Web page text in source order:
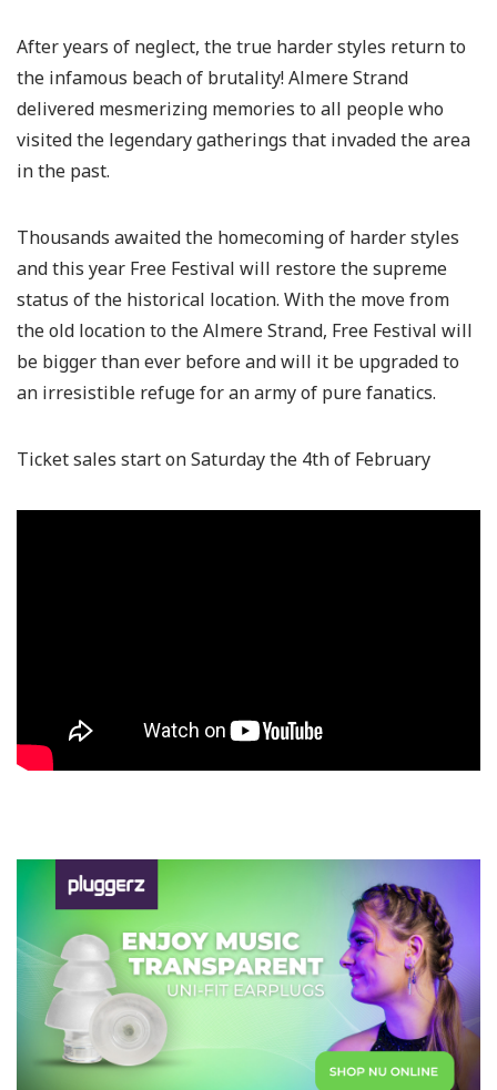
After years of neglect, the true harder styles return to
the infamous beach of brutality! Almere Strand
delivered mesmerizing memories to all people who
visited the legendary gatherings that invaded the area
in the past.
Thousands awaited the homecoming of harder styles
and this year Free Festival will restore the supreme
status of the historical location. With the move from
the old location to the Almere Strand, Free Festival will
be bigger than ever before and will it be upgraded to
an irresistible refuge for an army of pure fanatics.
Ticket sales start on Saturday the 4th of February